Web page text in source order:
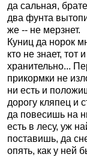
да сальная,
два фунта
же -- не мерзнет.
Куниц да норок
кто не знает, тот
хранительно...
прикормки не
ни есть и
дорогу кляпец и
да повесишь на
есть в лесу, уж
поставишь, да
опять, как у ней